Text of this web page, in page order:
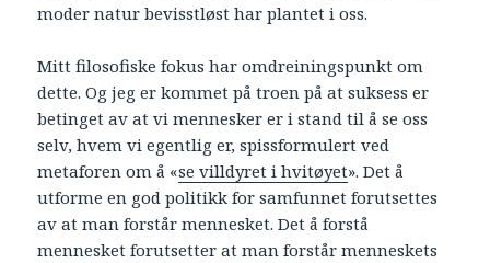
moder natur bevisstløst har plantet i oss.
Mitt filosofiske fokus har omdreiningspunkt om
dette. Og jeg er kommet på troen på at suksess er
betinget av at vi mennesker er i stand til å se oss
selv, hvem vi egentlig er, spissformulert ved
metaforen om å «se villdyret i hvitøyet». Det å
utforme en god politikk for samfunnet forutsettes
av at man forstår mennesket. Det å forstå
mennesket forutsetter at man forstår menneskets